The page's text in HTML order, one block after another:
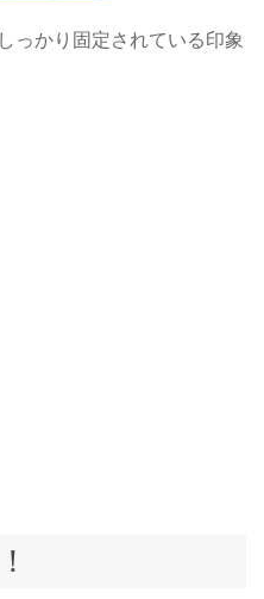
っかり固定されている印象